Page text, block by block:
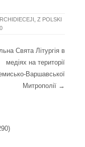
Z POLSKI
Свята Літургія в
медіях на території
Варшавської
Митрополії →